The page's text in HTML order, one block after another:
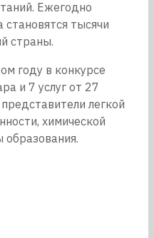
Ежегодно
становятся тысячи
страны.
году в конкурсе
и 7 услуг от 27
легкой
химической